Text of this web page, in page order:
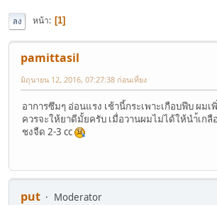
ลง หน้า 1
pamittasil
มิถุนายน 12, 2016, 07:27:38 ก่อนเที่ยง
อาการซึมๆ อ่อนแรง เช้านี้กระเพาะเกือบฟีบ ผมเ
ควรจะให้ยาดีมั้ยครับ เมื่อวานผมไม่ได้ให้นำ้เกลื
ชงจืด 2-3 cc
put
Moderator